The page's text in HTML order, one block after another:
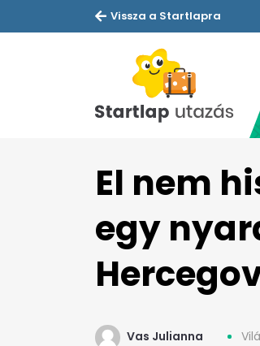
Vissza a Startlapra
El nem
egy
Vas Julianna